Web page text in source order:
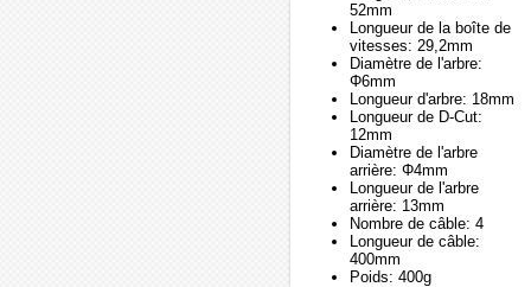
52mm
Longueur de la boîte de
vitesses: 29,2mm
Diamètre de l'arbre:
Φ6mm
Longueur d'arbre: 18mm
Longueur de D-Cut:
12mm
Diamètre de l'arbre
arrière: Φ4mm
Longueur de l'arbre
arrière: 13mm
Nombre de câble: 4
Longueur de câble:
400mm
Poids: 400g